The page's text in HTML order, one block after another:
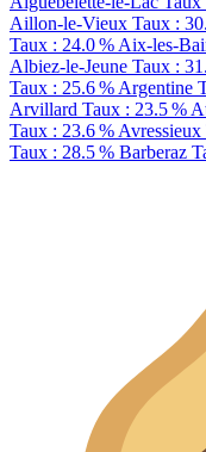
Aillon-le-Vieux Taux :
Taux : 24.0 % Aix-les-
Albiez-le-Jeune Taux :
Taux : 25.6 % Argentine
Arvillard Taux : 23.5 %
Taux : 23.6 % Avressieux
Taux : 28.5 % Barberaz